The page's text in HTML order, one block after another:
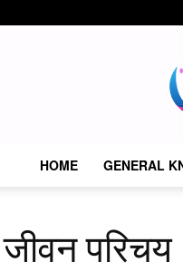
HOME GENERAL
जीवन